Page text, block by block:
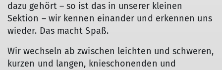
dazu gehört – so ist das in unserer kleinen
Sektion – wir kennen einander und erkennen uns
wieder. Das macht Spaß.
Wir wechseln ab zwischen leichten und schweren,
kurzen und langen, knieschonenden und